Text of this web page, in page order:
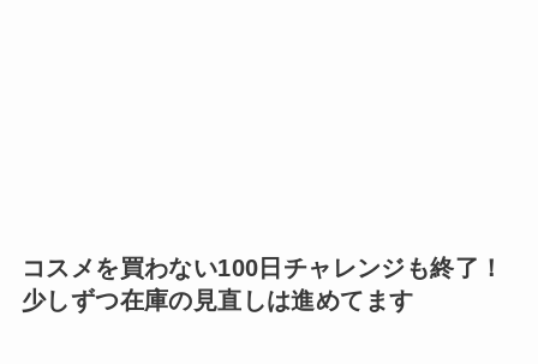
コスメを買わない100日チャレンジも終了！
少しずつ在庫の見直しは進めてます